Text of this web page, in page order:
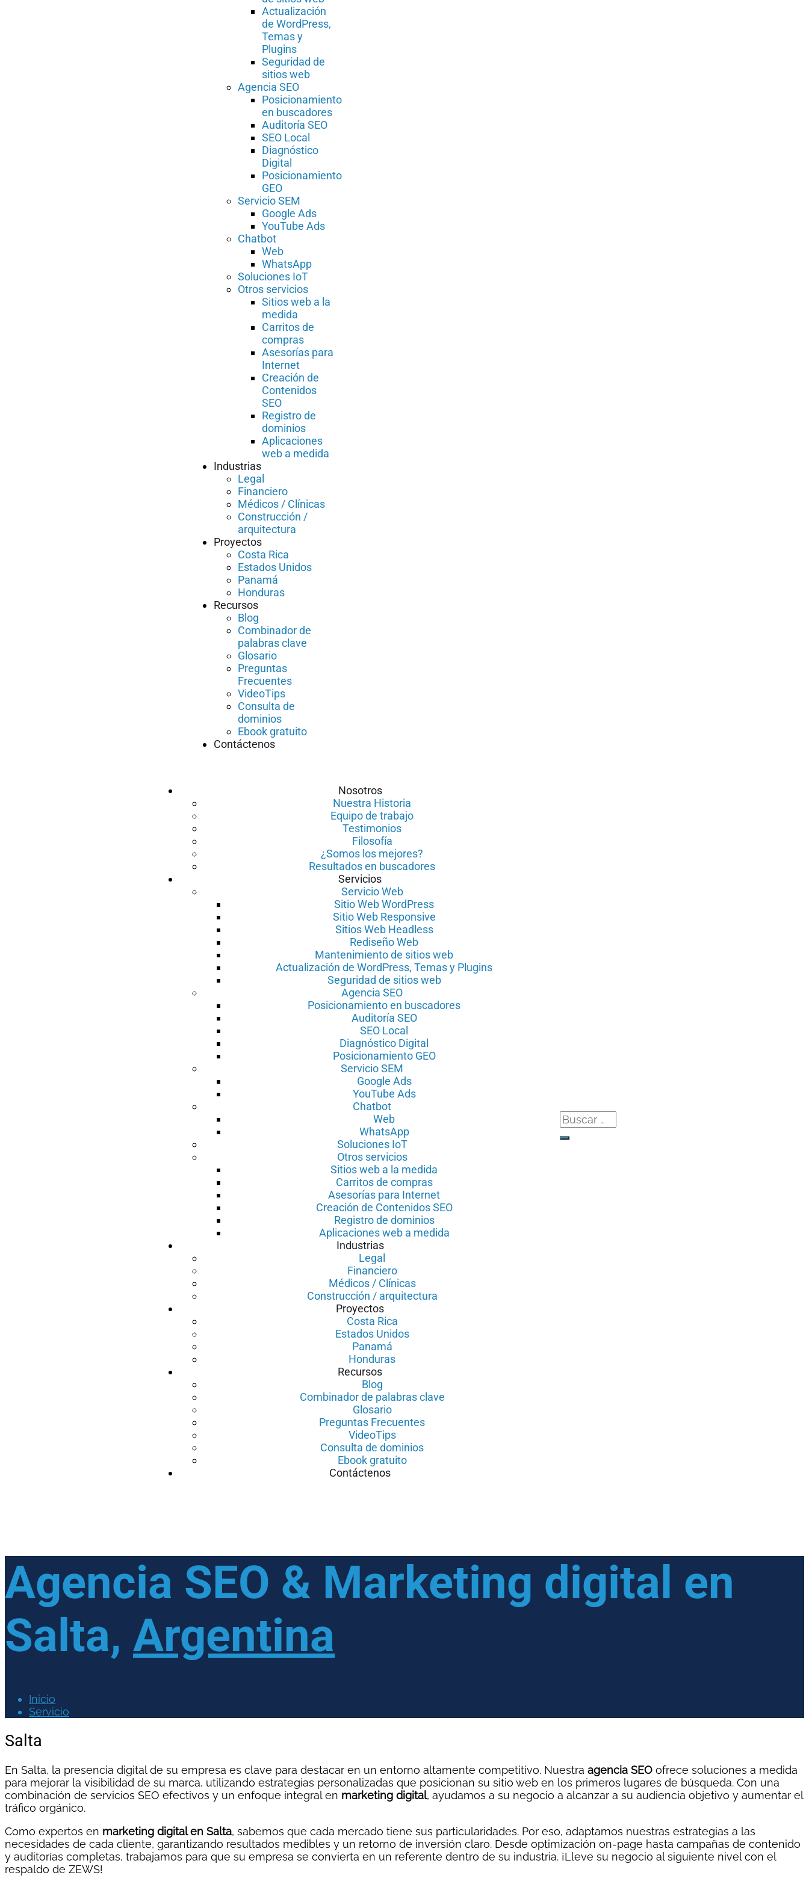
Actualización
de WordPress,
Temas y
Plugins
Seguridad de
sitios web
Agencia SEO
Posicionamiento
en buscadores
Auditoría SEO
SEO Local
Diagnóstico
Digital
Posicionamiento
GEO
Servicio SEM
Google Ads
YouTube Ads
Chatbot
Web
WhatsApp
Soluciones IoT
Otros servicios
Sitios web a la
medida
Carritos de
compras
Asesorías para
Internet
Creación de
Contenidos
SEO
Registro de
dominios
Aplicaciones
web a medida
Industrias
Legal
Financiero
Médicos / Clínicas
Construcción /
arquitectura
Proyectos
Costa Rica
Estados Unidos
Panamá
Honduras
Recursos
Blog
Combinador de
palabras clave
Glosario
Preguntas
Frecuentes
VideoTips
Consulta de
dominios
Ebook gratuito
Contáctenos
Nosotros
Nuestra Historia
Equipo de trabajo
Testimonios
Filosofía
¿Somos los mejores?
Resultados en buscadores
Servicios
Servicio Web
Sitio Web WordPress
Sitio Web Responsive
Sitios Web Headless
Rediseño Web
Mantenimiento de sitios web
Actualización de WordPress, Temas y Plugins
Seguridad de sitios web
Agencia SEO
Posicionamiento en buscadores
Auditoría SEO
SEO Local
Diagnóstico Digital
Posicionamiento GEO
Servicio SEM
Google Ads
YouTube Ads
Chatbot
Web
WhatsApp
Soluciones IoT
Otros servicios
Sitios web a la medida
Carritos de compras
Asesorías para Internet
Creación de Contenidos SEO
Registro de dominios
Aplicaciones web a medida
Industrias
Legal
Financiero
Médicos / Clínicas
Construcción / arquitectura
Proyectos
Costa Rica
Estados Unidos
Panamá
Honduras
Recursos
Blog
Combinador de palabras clave
Glosario
Preguntas Frecuentes
VideoTips
Consulta de dominios
Ebook gratuito
Contáctenos
Agencia SEO & Marketing digital en
Salta, Argentina
Inicio
Servicio
Salta
En Salta, la presencia digital de su empresa es clave para destacar en un entorno altamente competitivo. Nuestra agencia SEO ofrece soluciones a medida
para mejorar la visibilidad de su marca, utilizando estrategias personalizadas que posicionan su sitio web en los primeros lugares de búsqueda. Con una
combinación de servicios SEO efectivos y un enfoque integral en marketing digital, ayudamos a su negocio a alcanzar a su audiencia objetivo y aumentar el
tráfico orgánico.
Como expertos en marketing digital en Salta, sabemos que cada mercado tiene sus particularidades. Por eso, adaptamos nuestras estrategias a las
necesidades de cada cliente, garantizando resultados medibles y un retorno de inversión claro. Desde optimización on-page hasta campañas de contenido
y auditorías completas, trabajamos para que su empresa se convierta en un referente dentro de su industria. ¡Lleve su negocio al siguiente nivel con el
respaldo de ZEWS!